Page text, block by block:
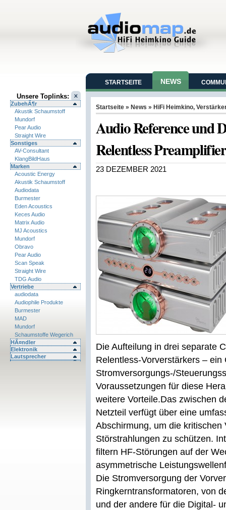
Unsere Toplinks:
ZubehÃ¶r
Akustik Schaumstoff
Mundorf
Pear Audio
Straight Wire
Sonstiges
AV-Consultant
KlangBildHaus
Marken
Acoustic Energy
Akustik Schaumstoff
Audiodata
Burmester
Eden Acoustics
Keces Audio
Matrix Audio
MJ Acoustics
Mundorf
Obravo
Pear Audio
Scan Speak
Straight Wire
TDG Audio
Vertriebe
audiodata
Audiophile Produkte
Burmester
MAD
Mundorf
Schaumstoffe Wegerich
HÃ¤ndler
Elektronik
Lautsprecher
STARTSEITE NEWS
Startseite » News » HiFi Heimkino,
Audio Reference und
Relentless
23 DEZEMBER 2021
Die Aufteilung in drei separate
Relentless-Vorverstärkers –
Stromversorgungs-/
Voraussetzungen für diese
weitere Vorteile.Das zwischen
Netzteil verfügt über eine
Abschirmung, um die
Störstrahlungen zu schützen.
filtern HF-Störungen auf der
asymmetrische
Die Stromversorgung der
Ringkerntransformatoren, von
und der andere für die Digital-